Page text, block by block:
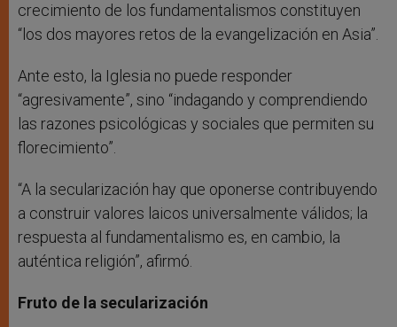
crecimiento de los fundamentalismos constituyen
“los dos mayores retos de la evangelización en Asia”.
Ante esto, la Iglesia no puede responder
“agresivamente”, sino “indagando y comprendiendo
las razones psicológicas y sociales que permiten su
florecimiento”.
“A la secularización hay que oponerse contribuyendo
a construir valores laicos universalmente válidos; la
respuesta al fundamentalismo es, en cambio, la
auténtica religión”, afirmó.
Fruto de la secularización